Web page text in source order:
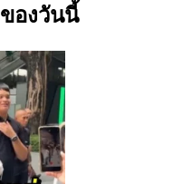
องวันนี้